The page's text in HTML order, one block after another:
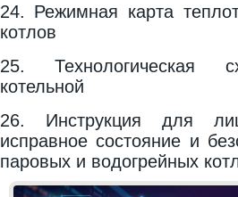
24. Режимная кapтa
котлов
25. Технологическая
котельной
26. Инструкция для
исправное состояние и
паровых и водогрейных